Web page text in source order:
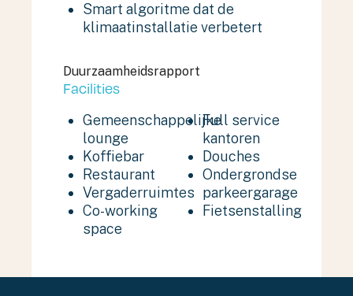
Smart algoritme dat de
klimaatinstallatie verbetert
Duurzaamheidsrapport
Facilities
Gemeenschappelijke
lounge
Koffiebar
Restaurant
Vergaderruimtes
Co-working
space
Full service
kantoren
Douches
Ondergrondse
parkeergarage
Fietsenstalling